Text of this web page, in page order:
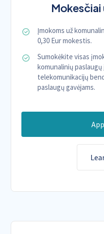
Mokesčiai
Įmokoms už
0,30 Eur mokestis.
Sumokėkite visas
komunalinių paslaugų
telekomunikacijų
paslaugų gavėjams.